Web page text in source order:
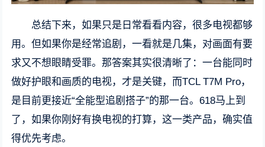
总结下来，如果只是日常看看内容，很多电视都够
用。但如果你是经常追剧，一看就是几集，对画面有要
求又不想眼睛受罪。那答案其实很清晰了：一台能同时
做好护眼和画质的电视，才是关键，而TCL T7M Pro，
是目前更接近“全能型追剧搭子”的那一台。618马上到
了，如果你刚好有换电视的打算，这一类产品，确实值
得优先考虑。